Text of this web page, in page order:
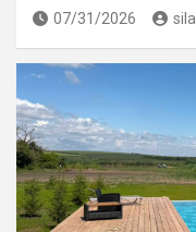
07/31/2026